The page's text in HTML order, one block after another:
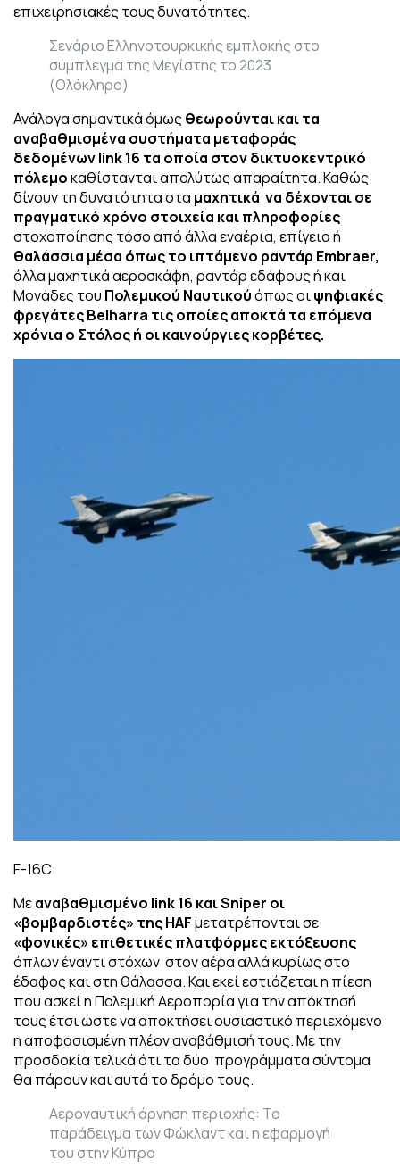
επιχειρησιακές τους δυνατότητες.
Σενάριο Ελληνοτουρκικής εμπλοκής στο
σύμπλεγμα της Μεγίστης το 2023
(Ολόκληρο)
Ανάλογα σημαντικά όμως θεωρούνται και τα
αναβαθμισμένα συστήματα μεταφοράς
δεδομένων link 16 τα οποία στον δικτυοκεντρικό
πόλεμοκαθίστανται απολύτως απαραίτητα. Καθώς
δίνουν τη δυνατότητα στα μαχητικά να δέχονται σε
πραγματικό χρόνο στοιχεία και πληροφορίες
στοχοποίησης τόσο από άλλα εναέρια, επίγεια ή
θαλάσσια μέσα όπως το ιπτάμενο ραντάρ Embraer,
άλλα μαχητικά αεροσκάφη, ραντάρ εδάφους ή και
Μονάδες του Πολεμικού Ναυτικούόπως οιψηφιακές
φρεγάτες Belharra τις οποίες αποκτά τα επόμενα
χρόνια ο Στόλος ή οι καινούργιες κορβέτες.
F-16C
Μεαναβαθμισμένο link 16 και Sniper οι
«βομβαρδιστές» της HAFμετατρέπονται σε
«φονικές» επιθετικές πλατφόρμες εκτόξευσης
όπλων έναντι στόχων στον αέρα αλλά κυρίως στο
έδαφος και στη θάλασσα. Και εκεί εστιάζεται η πίεση
που ασκεί η Πολεμική Αεροπορία για την απόκτησή
τους έτσι ώστε να αποκτήσει ουσιαστικό περιεχόμενο
η αποφασισμένη πλέον αναβάθμισή τους. Με την
προσδοκία τελικά ότι τα δύο προγράμματα σύντομα
θα πάρουν και αυτά το δρόμο τους.
Αεροναυτική άρνηση περιοχής: Το
παράδειγμα των Φώκλαντ και η εφαρμογή
του στην Κύπρο